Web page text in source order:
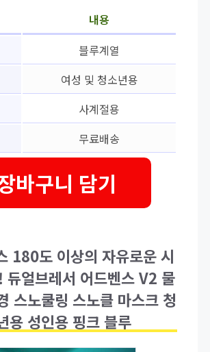
내용
블루계열
여성 및 청소년용
사계절용
무료배송
바구니 담기
180도 이상의 자유로운 시
듀얼브레서 어드벤스 V2 물
스노쿨링 스노클 마스크 청
용 성인용 핑크 블루